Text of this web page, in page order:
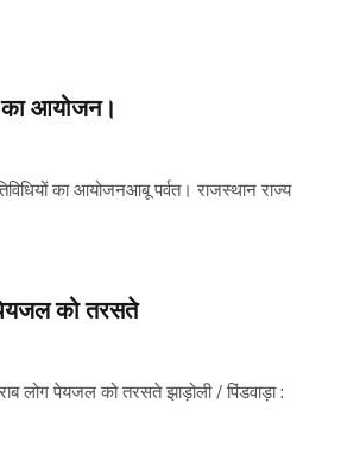
का आयोजन।
का आयोजनआबू पर्वत। राजस्थान राज्य
को तरसते
लोग पेयजल को तरसते झाड़ोली / पिंडवाड़ा :